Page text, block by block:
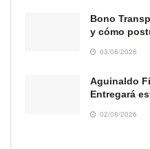
Bono
y cómo
03/08/2026
Aguinaldo
Entregará
02/08/2026